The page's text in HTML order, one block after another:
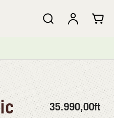
35.990,00ft